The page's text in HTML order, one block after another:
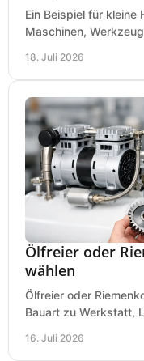
Ein Beispiel für
Maschinen,
18. Juli 2026
Ölfreier oder
wählen
Ölfreier oder
Bauart zu Werkstatt,
16. Juli 2026